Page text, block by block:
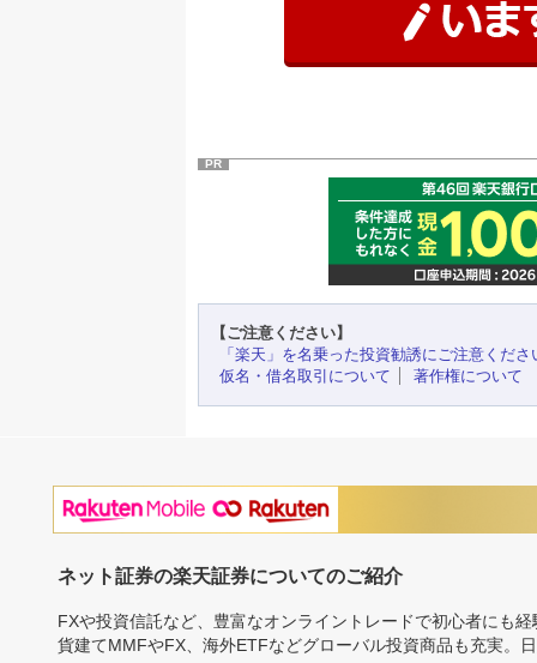
PR
【ご注意ください】
「楽天」を名乗った投資勧誘にご注意くださ
仮名・借名取引について
著作権について
ネット証券の楽天証券についてのご紹介
FXや投資信託など、豊富なオンライントレードで初心者にも
貨建てMMFやFX、海外ETFなどグローバル投資商品も充実。